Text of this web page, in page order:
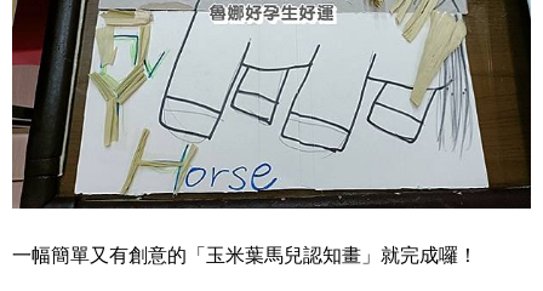
一幅簡單又有創意的「玉米葉馬兒認知畫」就完成囉！